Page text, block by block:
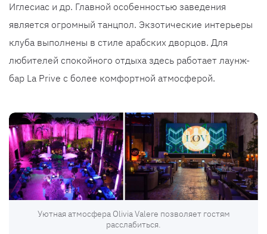
Иглесиас и др. Главной особенностью заведения
является огромный танцпол. Экзотические интерьеры
клуба выполнены в стиле арабских дворцов. Для
любителей спокойного отдыха здесь работает лаунж-
бар La Prive с более комфортной атмосферой.
Уютная атмосфера Olivia Valere позволяет гостям
расслабиться.